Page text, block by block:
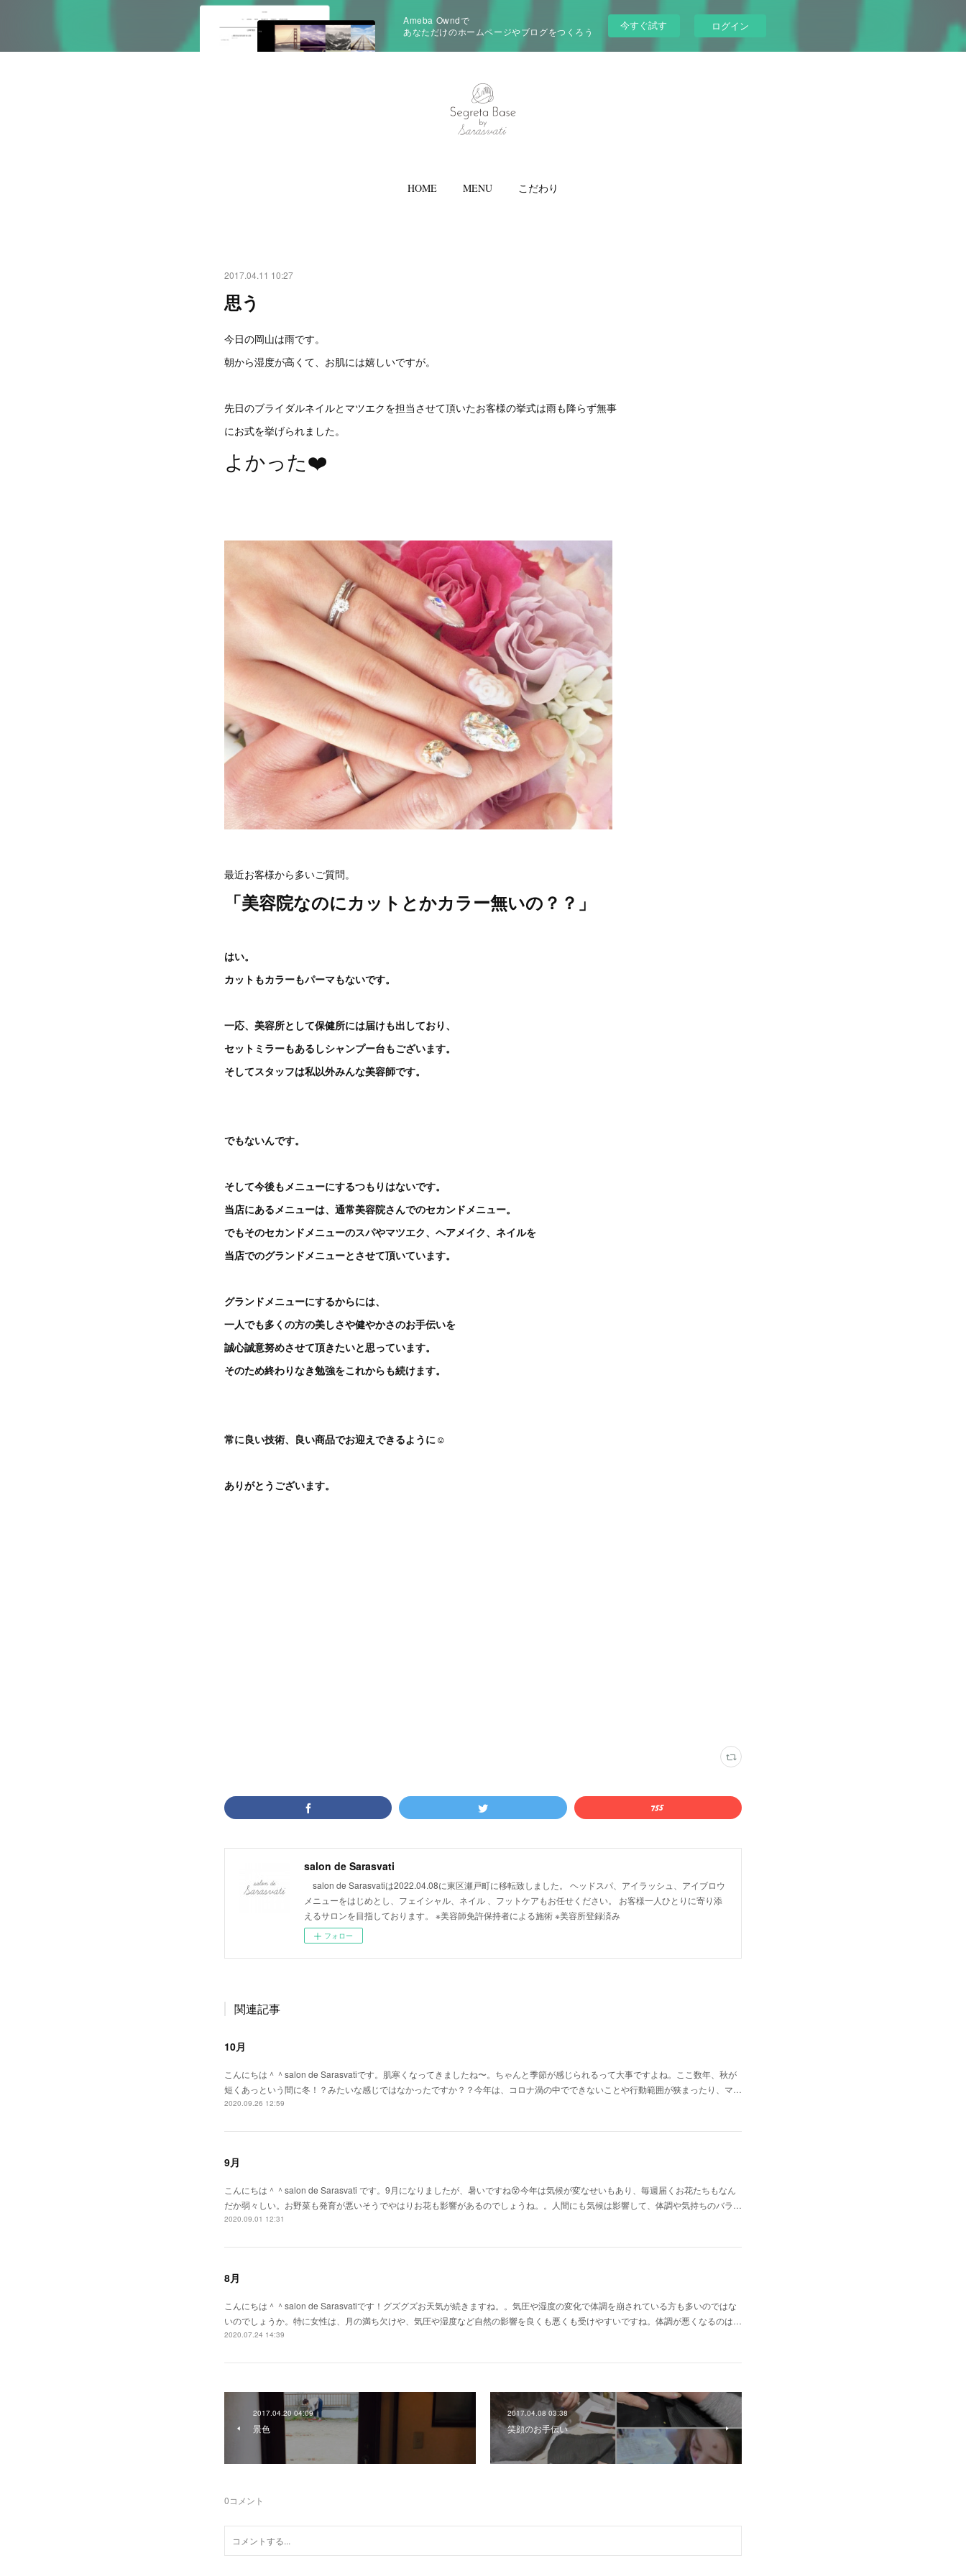
Ameba Owndで
あなただけのホームページやブログをつくろう
今すぐ試す ログイン
HOME MENU こだわり
2017.04.11 10:27
思う
今日の岡山は雨です。
朝から湿度が高くて、お肌には嬉しいですが。
先日のブライダルネイルとマツエクを担当させて頂いたお客様の挙式は雨も降らず無事
にお式を挙げられました。
よかった❤️
最近お客様から多いご質問。
「美容院なのにカットとかカラー無いの？？」
はい。
カットもカラーもパーマもないです。
一応、美容所として保健所には届けも出しており、
セットミラーもあるしシャンプー台もございます。
そしてスタッフは私以外みんな美容師です。
でもないんです。
そして今後もメニューにするつもりはないです。
当店にあるメニューは、通常美容院さんでのセカンドメニュー。
でもそのセカンドメニューのスパやマツエク、ヘアメイク、ネイルを
当店でのグランドメニューとさせて頂いています。
グランドメニューにするからには、
一人でも多くの方の美しさや健やかさのお手伝いを
誠心誠意努めさせて頂きたいと思っています。
そのため終わりなき勉強をこれからも続けます。
常に良い技術、良い商品でお迎えできるように☺︎
ありがとうございます。
salon de Sarasvati
salon de Sarasvatiは2022.04.08に東区瀬戸町に移転致しました。 ヘッドスパ、アイラッシュ、アイブロウ
メニューをはじめとし、フェイシャル、ネイル 、フットケアもお任せください。 お客様一人ひとりに寄り添
えるサロンを目指しております。 ※美容師免許保持者による施術 ※美容所登録済み
フォロー
関連記事
10月
こんにちは＾＾salon de Sarasvatiです。肌寒くなってきましたね〜。ちゃんと季節が感じられるって大事ですよね。ここ数年、秋が
短くあっという間に冬！？みたいな感じではなかったですか？？今年は、コロナ渦の中でできないことや行動範囲が狭まったり、マ…
2020.09.26 12:59
9月
こんにちは＾＾salon de Sarasvati です。9月になりましたが、暑いですね😵今年は気候が変なせいもあり、毎週届くお花たちもなん
だか弱々しい。お野菜も発育が悪いそうでやはりお花も影響があるのでしょうね。。人間にも気候は影響して、体調や気持ちのバラ…
2020.09.01 12:31
8月
こんにちは＾＾salon de Sarasvatiです！グズグズお天気が続きますね。。気圧や湿度の変化で体調を崩されている方も多いのではな
いのでしょうか。特に女性は、月の満ち欠けや、気圧や湿度など自然の影響を良くも悪くも受けやすいですね。体調が悪くなるのは…
2020.07.24 14:39
2017.04.20 04:09
景色
2017.04.08 03:38
笑顔のお手伝い
0コメント